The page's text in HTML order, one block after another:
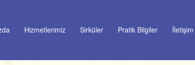
Hizmetlerimiz Sirküler Pratik Bilgiler İletişim